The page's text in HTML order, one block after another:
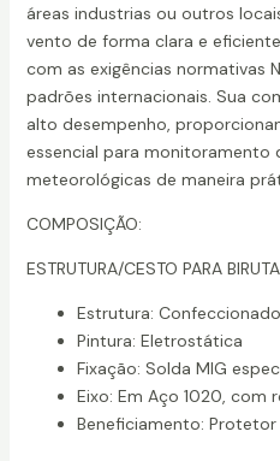
áreas industrias ou outros
vento de forma clara e
com as exigências normativas
padrões internacionais. Sua
alto desempenho,
essencial para monitoramento
meteorológicas de maneira
COMPOSIÇÃO:
ESTRUTURA/CESTO PARA BIRUTA
Estrutura:
Pintura: Eletrostática
Fixação: Solda MIG
Eixo: Em Aço 1020, com
Beneficiamento: